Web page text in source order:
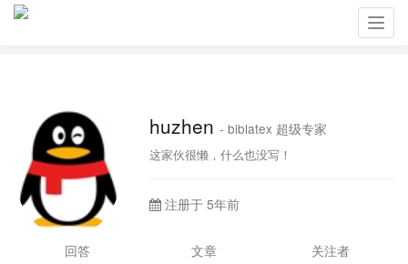
huzhen- biblatex 超级专家
这家伙很懒，什么也没写！
注册于 5年前
回答 文章 关注者